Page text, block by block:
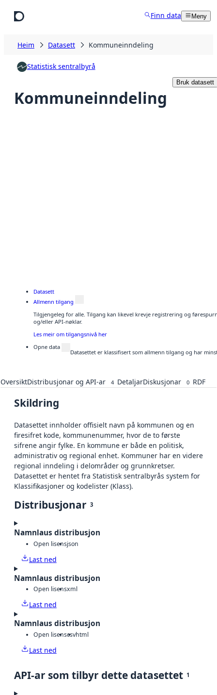
Finn data Meny
Heim Datasett Kommuneinndeling
Statistisk sentralbyrå
Kommuneinndeling
Bruk datasett
Datasett
Allmenn tilgang
Tilgjengeleg for alle. Tilgang kan likevel krevje registrering og
og/eller API-nøklar.
Les meir om tilgangsnivå her
Opne data
Datasettet er klassifisert som allmenn tilgang og har
OversiktDistribusjonar og API-ar 4 DetaljarDiskusjonar 0 RDF
Skildring
Datasettet innholder offisielt navn på kommunen og en
firesifret kode, kommunenummer, hvor de to første
sifrene angir fylke. En kommune er både en politisk,
administrativ og regional enhet. Kommuner har en videre
regional inndeling i delområder og grunnkretser.
Datasettet er hentet fra Statistisk sentralbyrås system for
Klassifikasjoner og kodelister (Klass).
Distribusjonar 3
Namnlaus distribusjon
Open lisensjson
Last ned
Namnlaus distribusjon
Open lisensxml
Last ned
Namnlaus distribusjon
Open lisenscsvhtml
Last ned
API-ar som tilbyr dette datasettet 1